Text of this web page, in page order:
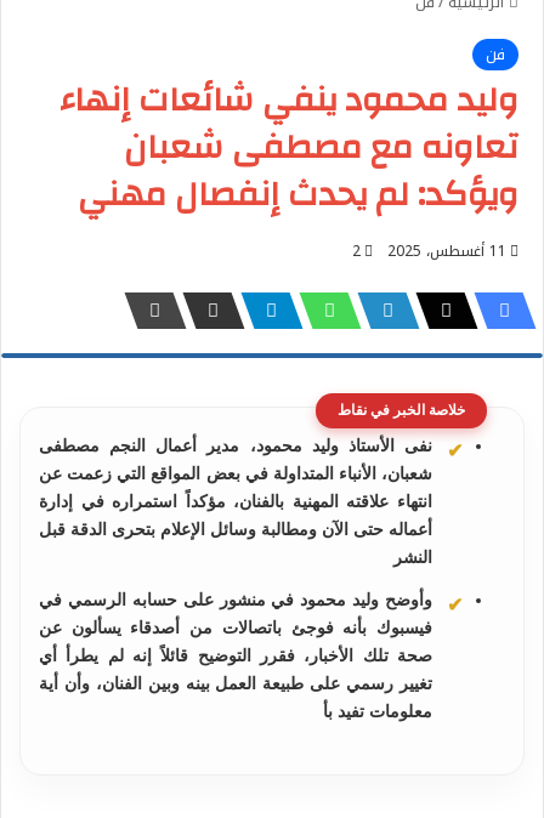
فن
وليد محمود ينفي شائعات إنهاء
تعاونه مع مصطفى شعبان
ويؤكد: لم يحدث إنفصال مهني
11 أغسطس، 2025 2
خلاصة الخبر في نقاط
نفى الأستاذ وليد محمود، مدير أعمال النجم مصطفى
شعبان، الأنباء المتداولة في بعض المواقع التي زعمت عن
انتهاء علاقته المهنية بالفنان، مؤكداً استمراره في إدارة
أعماله حتى الآن ومطالبة وسائل الإعلام بتحرى الدقة قبل
النشر
وأوضح وليد محمود في منشور على حسابه الرسمي في
فيسبوك بأنه فوجئ باتصالات من أصدقاء يسألون عن
صحة تلك الأخبار، فقرر التوضيح قائلاً إنه لم يطرأ أي
تغيير رسمي على طبيعة العمل بينه وبين الفنان، وأن أية
معلومات تفيد بأ